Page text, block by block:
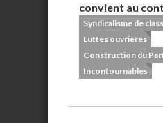
convient au
Syndicalisme de
Luttes ouvrières
Construction du
Incontournables